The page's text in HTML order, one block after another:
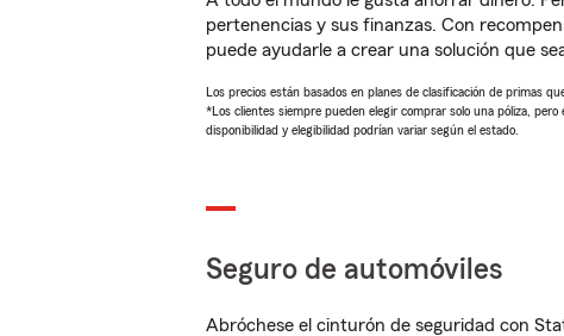
pertenencias y sus finanzas. Con
puede ayudarle a crear una solución que
Los precios están basados en planes de clasificación de primas
*Los clientes siempre pueden elegir comprar solo una póliza,
disponibilidad y elegibilidad podrían variar según el estado.
Seguro de automóviles
Abróchese el cinturón de seguridad con